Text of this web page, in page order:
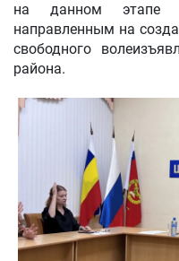
на данном этапе
направленным на
свободного
района.